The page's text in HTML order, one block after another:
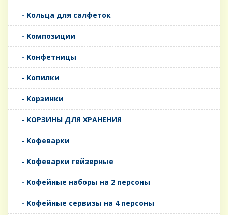
- Кольца для салфеток
- Композиции
- Конфетницы
- Копилки
- Корзинки
- КОРЗИНЫ ДЛЯ ХРАНЕНИЯ
- Кофеварки
- Кофеварки гейзерные
- Кофейные наборы на 2 персоны
- Кофейные сервизы на 4 персоны